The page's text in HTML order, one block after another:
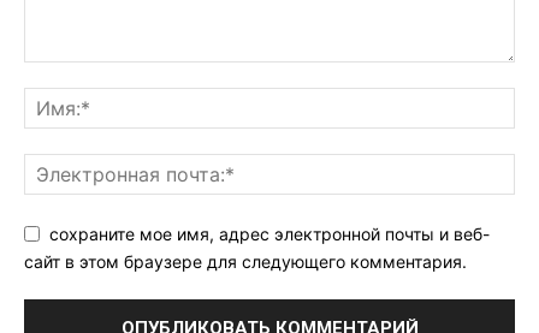
сохраните мое имя, адрес электронной почты и веб-
сайт в этом браузере для следующего комментария.